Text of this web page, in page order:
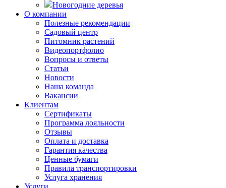
Новогодние деревья
О компании
Полезные рекомендации
Садовый центр
Питомник растений
Видеопортфолио
Вопросы и ответы
Статьи
Новости
Наша команда
Вакансии
Клиентам
Сертификаты
Программа лояльности
Отзывы
Оплата и доставка
Гарантия качества
Ценные бумаги
Правила транспортировки
Услуга хранения
Услуги